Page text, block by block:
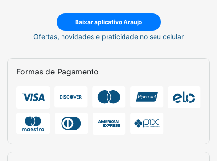
Baixar aplicativo Araujo
Ofertas, novidades e praticidade no seu celular
Formas de Pagamento